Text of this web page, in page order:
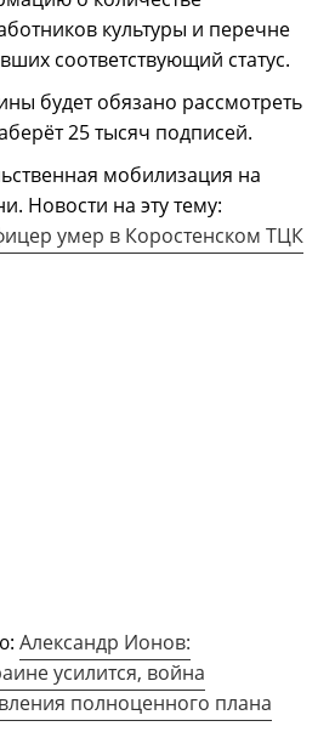
культуры и перечне
соответствующий статус.
будет обязано рассмотреть
25 тысяч подписей.
мобилизация на
Новости на эту тему:
умер в Коростенском ТЦК
Александр Ионов:
усилится, война
полноценного плана